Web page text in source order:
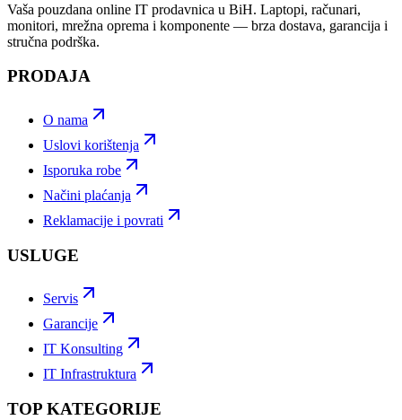
Vaša pouzdana online IT prodavnica u BiH. Laptopi, računari,
monitori, mrežna oprema i komponente — brza dostava, garancija i
stručna podrška.
PRODAJA
O nama
Uslovi korištenja
Isporuka robe
Načini plaćanja
Reklamacije i povrati
USLUGE
Servis
Garancije
IT Konsulting
IT Infrastruktura
TOP KATEGORIJE